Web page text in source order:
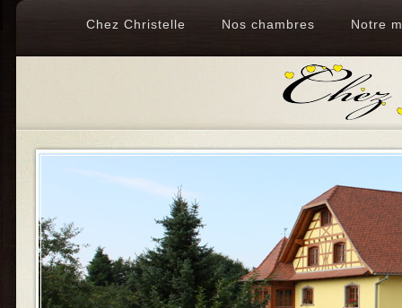
Chez Christelle Nos chambres Notre